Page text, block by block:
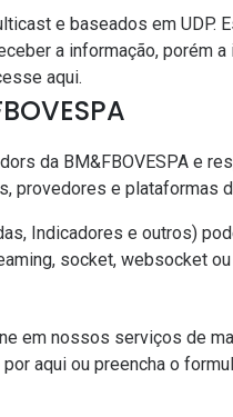
e baseados em UDP.
a informação, porém
aqui.
da BM&FBOVESPA e
provedores e plataformas
Indicadores e outros)
socket, websocket ou
em nossos serviços de
por aqui ou preencha o